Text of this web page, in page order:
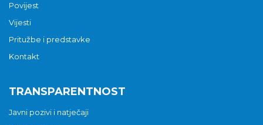
Povijest
Vijesti
Pritužbe i predstavke
Kontakt
TRANSPARENTNOST
Javni pozivi i natječaji